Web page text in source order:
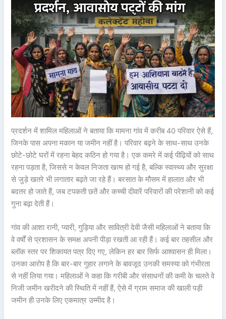
प्रदर्शन में शामिल महिलाओं ने बताया कि मामना गांव में करीब 40 परिवार ऐसे हैं,
जिनके पास अपना मकान या जमीन नहीं है। परिवार बढ़ने के साथ-साथ उनके
छोटे-छोटे घरों में रहना बेहद कठिन हो गया है। एक कमरे में कई पीढ़ियों को साथ
रहना पड़ता है, जिससे न केवल निजता खत्म हो गई है, बल्कि स्वास्थ्य और सुरक्षा
से जुड़े खतरे भी लगातार बढ़ते जा रहे हैं। बरसात के मौसम में हालात और भी
बदतर हो जाते हैं, जब टपकती छतें और कच्ची दीवारें परिवारों की परेशानी को कई
गुना बढ़ा देती हैं।
गांव की आशा रानी, प्यारी, गुड़िया और सावित्री देवी जैसी महिलाओं ने बताया कि
वे वर्षों से प्रशासन के समक्ष अपनी पीड़ा रखती आ रही हैं। कई बार तहसील और
ब्लॉक स्तर पर शिकायत पत्र दिए गए, लेकिन हर बार सिर्फ आश्वासन ही मिला।
उनका आरोप है कि बार-बार गुहार लगाने के बावजूद उनकी समस्या को गंभीरता
से नहीं लिया गया। महिलाओं ने कहा कि गरीबी और संसाधनों की कमी के चलते वे
निजी जमीन खरीदने की स्थिति में नहीं हैं, ऐसे में ग्राम समाज की खाली पड़ी
जमीन ही उनके लिए एकमात्र उम्मीद है।